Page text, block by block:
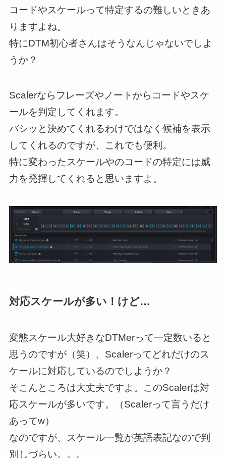
コードやスケールって特定するの難しいときあ
りますよね。
特にDTM初心者さんはそうなんじゃないでしよ
うか？
Scalerならフレーズやノートからコードやスケ
ールを判定してくれます。
バシッと決めてくれるわけではなく候補を表示
してくれるのですが、これでも便利。
特に変わったスケールやのコードの特定には威
力を発揮してくれると思いますよ。
対応スケールが多い！けど…
変態スケール大好きなDTMerって一定数いると
思うのですが（笑）、Scalerってどれだけのス
ケールに対応しているのでしようか？
そこんところは大丈夫ですよ。このScalerは対
応スケールが多いです。（Scalerって言うだけ
あってw）
なのですが、スケール一覧が英語表記なので判
別しづらい。。。